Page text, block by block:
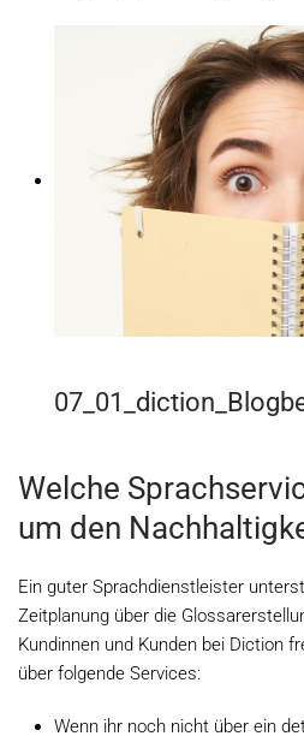
Welche
um den
Ein guter Sprachdienstleister
Zeitplanung über die
Kundinnen und Kunden bei Diction
über folgende Services:
Wenn ihr noch nicht über ein